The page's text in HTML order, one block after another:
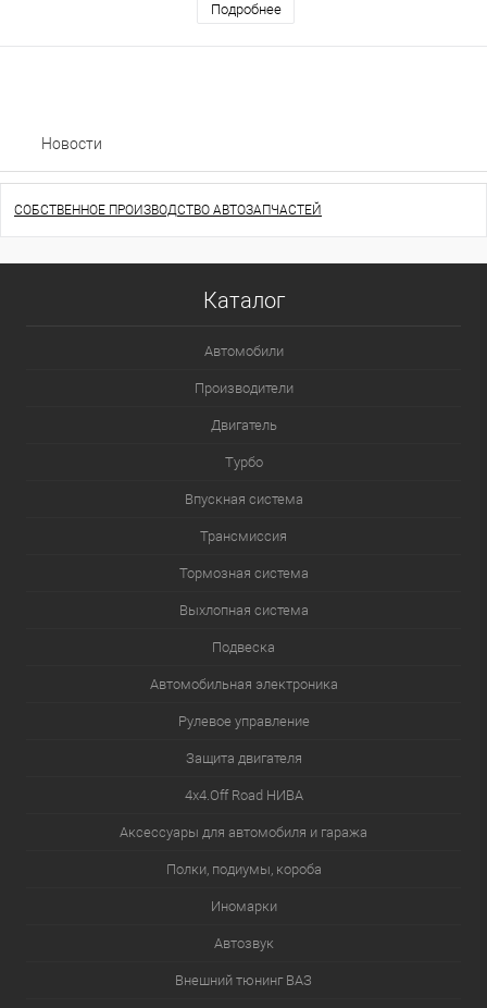
Подробнее
Новости
СОБСТВЕННОЕ ПРОИЗВОДСТВО АВТОЗАПЧАСТЕЙ
Каталог
Автомобили
Производители
Двигатель
Турбо
Впускная система
Трансмиссия
Тормозная система
Выхлопная система
Подвеска
Автомобильная электроника
Рулевое управление
Защита двигателя
4х4.Off Road НИВА
Аксессуары для автомобиля и гаража
Полки, подиумы, короба
Иномарки
Автозвук
Внешний тюнинг ВАЗ